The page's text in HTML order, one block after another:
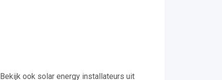
Bekijk ook solar energy installateurs uit